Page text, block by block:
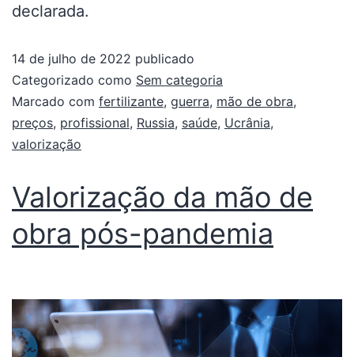
declarada.
14 de julho de 2022 publicado
Categorizado como Sem categoria
Marcado com fertilizante, guerra, mão de obra,
preços, profissional, Russia, saúde, Ucrânia,
valorização
Valorização da mão de
obra pós-pandemia